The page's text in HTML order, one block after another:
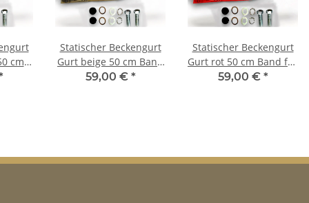
cm
Statischer Beckengurt
Gurt beige 50 cm Band
für Fiat Oldtimer
59,00 € *
Statischer Beckengurt
Gurt rot 50 cm Band für
Fiat Uno
59,00 € *